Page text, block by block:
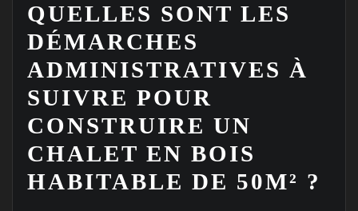
QUELLES SONT LES
DÉMARCHES
ADMINISTRATIVES À
SUIVRE POUR
CONSTRUIRE UN
CHALET EN BOIS
HABITABLE DE 50M² ?